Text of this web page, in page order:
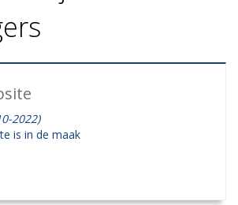
2022)
is in de maak